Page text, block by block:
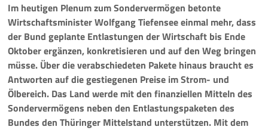
Meldungen
Pressemeldungen
Branchenmeldungen
Statements
Im heutigen Plenum zum Sondervermögen betonte
Wirtschaftsminister Wolfgang Tiefensee einmal mehr, dass
der Bund geplante Entlastungen der Wirtschaft bis Ende
Oktober ergänzen, konkretisieren und auf den Weg bringen
müsse. Über die verabschiedeten Pakete hinaus braucht es
Antworten auf die gestiegenen Preise im Strom- und
Ölbereich. Das Land werde mit den finanziellen Mitteln des
Sondervermögens neben den Entlastungspaketen des
Bundes den Thüringer Mittelstand unterstützen. Mit dem